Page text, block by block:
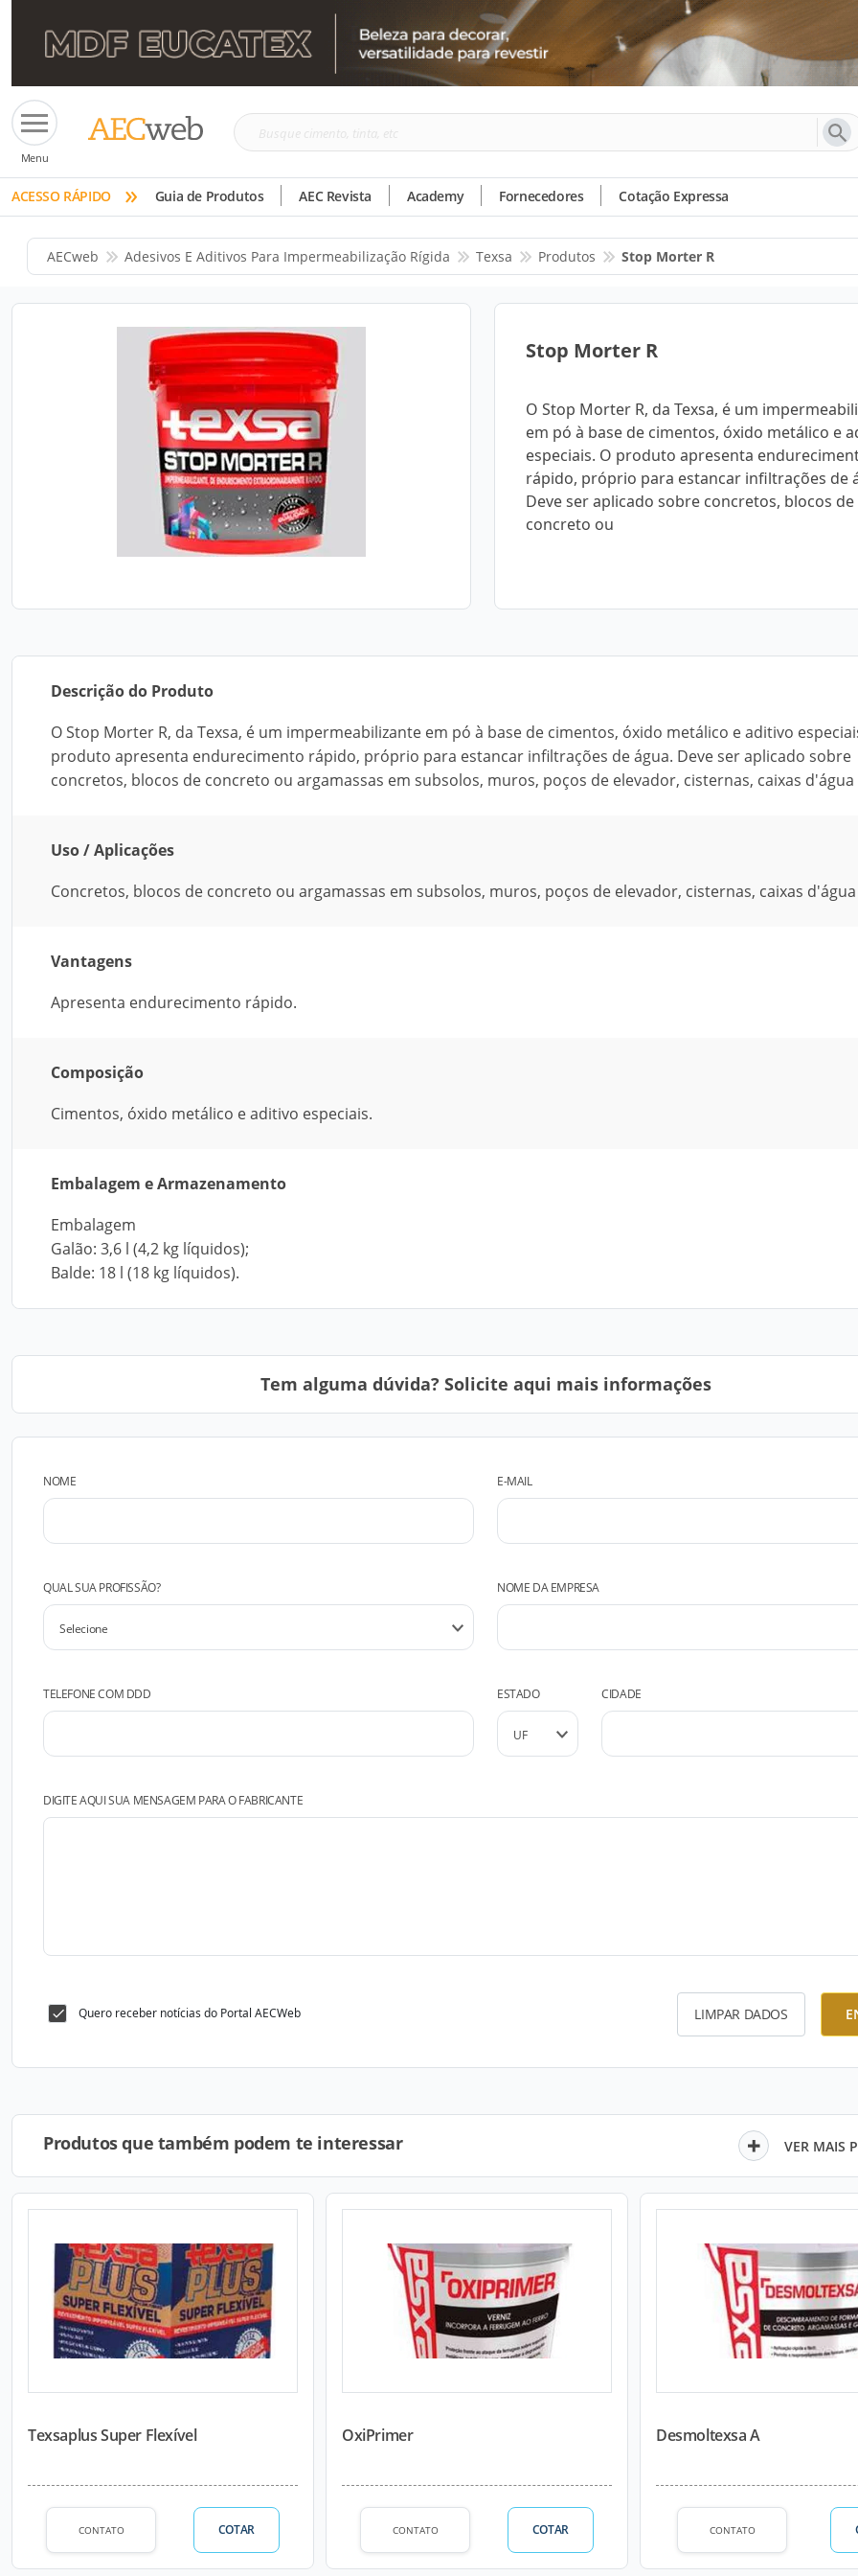
Menu
Busque
tinta,
etc
ACESSO RÁPIDO » Guia de Produtos AEC Revista Academy Fornecedores Cotação Expressa
AECweb Adesivos E Aditivos Para Impermeabilização Rígida Texsa Produtos Stop Morter R
Stop Morter R
O Stop Morter R, da Texsa, é um
em pó à base de cimentos, óxido metálico e
especiais. O produto apresenta
rápido, próprio para estancar infiltrações de
Deve ser aplicado sobre concretos, blocos de
concreto ou
Descrição do Produto
O Stop Morter R, da Texsa, é um impermeabilizante em pó à base de cimentos, óxido metálico e aditivo
produto apresenta endurecimento rápido, próprio para estancar infiltrações de água. Deve ser aplicado sobre
concretos, blocos de concreto ou argamassas em subsolos, muros, poços de elevador, cisternas, caixas d'água
Uso / Aplicações
Concretos, blocos de concreto ou argamassas em subsolos, muros, poços de elevador, cisternas, caixas
Vantagens
Apresenta endurecimento rápido.
Composição
Cimentos, óxido metálico e aditivo especiais.
Embalagem e Armazenamento
Embalagem
Galão: 3,6 l (4,2 kg líquidos);
Balde: 18 l (18 kg líquidos).
Tem alguma dúvida? Solicite aqui mais informações
NOME E-MAIL
QUAL SUA PROFISSÃO? NOME DA EMPRESA
TELEFONE COM DDD ESTADO CIDADE
DIGITE AQUI SUA MENSAGEM PARA O FABRICANTE
Quero receber notícias do Portal AECWeb LIMPAR DADOS
Produtos que também podem te interessar VER MAIS
Texsaplus Super Flexível
CONTATO COTAR
OxiPrimer
CONTATO COTAR
Desmoltexsa A
CONTATO